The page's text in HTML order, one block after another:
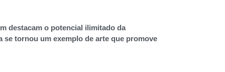
destacam o potencial ilimitado da
tornou um exemplo de arte que promove